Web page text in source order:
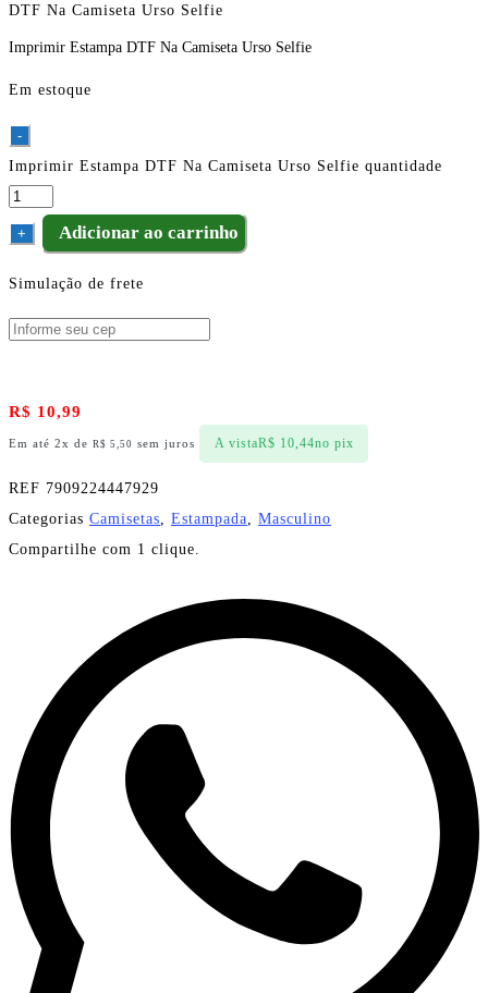
DTF Na Camiseta Urso Selfie
Imprimir Estampa DTF Na Camiseta Urso Selfie
Em estoque
-
Imprimir Estampa DTF Na Camiseta Urso Selfie quantidade
+ Adicionar ao carrinho
Simulação de frete
R$ 10,99
Em até 2x de R$ 5,50 sem juros A vistaR$ 10,44no pix
REF 7909224447929
Categorias Camisetas, Estampada, Masculino
Compartilhe com 1 clique.